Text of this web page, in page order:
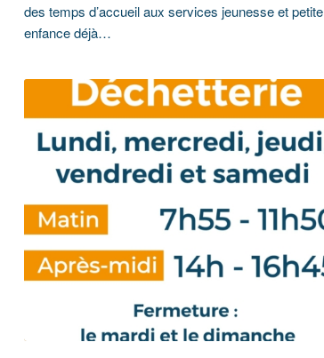
des temps d’accueil aux services jeunesse et petite
enfance déjà…